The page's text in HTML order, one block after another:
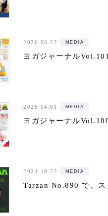
2026.06.22 MEDIA
ヨガジャーナル
2026.04.01 MEDIA
ヨガジャーナル
2024.10.22 MEDIA
Tarzan No.890 で、ス